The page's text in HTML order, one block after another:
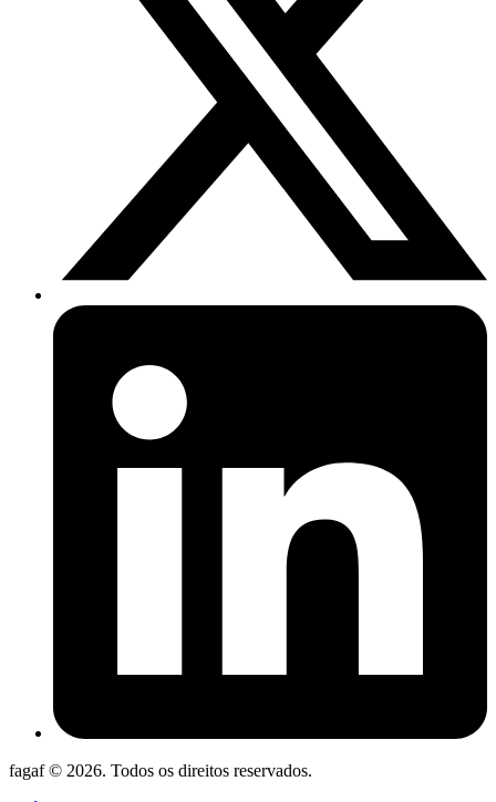
fagaf © 2026. Todos os direitos reservados.